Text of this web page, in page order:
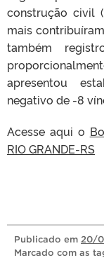
construção civil
mais
também
apresentou
negativo de -8
Acesse aqui o
RIO GRANDE-RS
Publicado em 20/
Marcado com as